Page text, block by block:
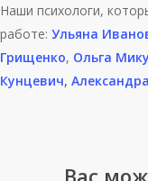
Наши психологи,
работе:Ульяна
Грищенко, Ольга
Кунцевич,
Вас